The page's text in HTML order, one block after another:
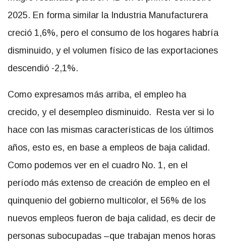
2025. En forma similar la Industria Manufacturera
creció 1,6%, pero el consumo de los hogares habría
disminuido, y el volumen físico de las exportaciones
descendió -2,1%.
Como expresamos más arriba, el empleo ha
crecido, y el desempleo disminuido. Resta ver si lo
hace con las mismas características de los últimos
años, esto es, en base a empleos de baja calidad.
Como podemos ver en el cuadro No. 1, en el
período más extenso de creación de empleo en el
quinquenio del gobierno multicolor, el 56% de los
nuevos empleos fueron de baja calidad, es decir de
personas subocupadas –que trabajan menos horas